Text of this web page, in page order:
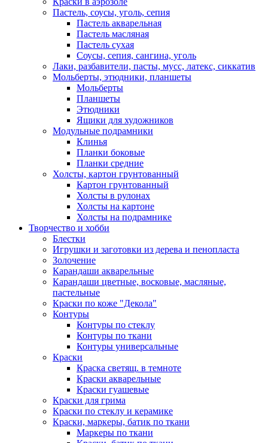
Пастель, соусы, уголь, сепия
Пастель акварельная
Пастель масляная
Пастель сухая
Соусы, сепия, сангина, уголь
Лаки, разбавители, пасты, мусс, латекс, сиккатив
Мольберты, этюдники, планшеты
Мольберты
Планшеты
Этюдники
Ящики для художников
Модульные подрамники
Клинья
Планки боковые
Планки средние
Холсты, картон грунтованный
Картон грунтованный
Холсты в рулонах
Холсты на картоне
Холсты на подрамнике
Творчество и хобби
Блестки
Игрушки и заготовки из дерева и пенопласта
Золочение
Карандаши акварельные
Карандаши цветные, восковые, масляные,
пастельные
Краски по коже "Декола"
Контуры
Контуры по стеклу
Контуры по ткани
Контуры универсальные
Краски
Краска светящ. в темноте
Краски акварельные
Краски гуашевые
Краски для грима
Краски по стеклу и керамике
Краски, маркеры, батик по ткани
Маркеры по ткани